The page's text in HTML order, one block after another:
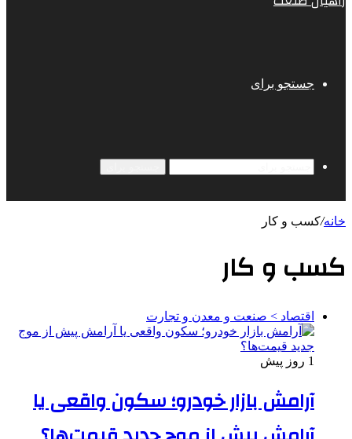
جستجو برای
خانه/کسب و کار
کسب و کار
اقتصاد > صنعت و معدن و تجارت
1 روز پیش
آرامش بازار خودرو؛ سکون واقعی یا